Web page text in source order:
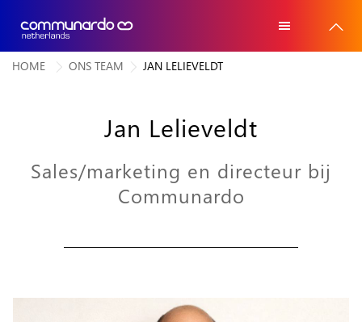
Atlassian software
Voor wie
Home
Over ons
HOME ONS TEAM JAN LELIEVELDT
Jan Lelieveldt
Sales/marketing en directeur bij
Communardo